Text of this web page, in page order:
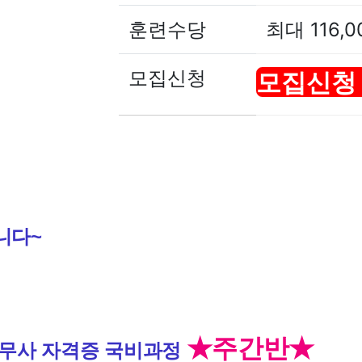
훈련수당 최대
모집신청 모집신
다~
사 자격증 국비과정 ★주간반★